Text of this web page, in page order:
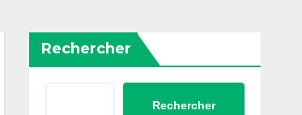
Rechercher
Rechercher